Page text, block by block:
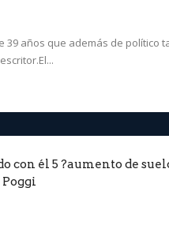
39 años que además de político
con él 5 ?aumento de